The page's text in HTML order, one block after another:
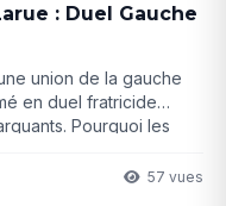
: Duel Gauche
union de la gauche
en duel fratricide
Pourquoi les
suite pourrait réserver
57 vues